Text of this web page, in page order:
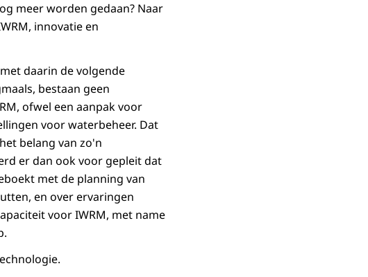
meer worden gedaan? Naar
innovatie en
daarin de volgende
bestaan geen
ofwel een aanpak voor
voor waterbeheer. Dat
belang van zo'n
er dan ook voor gepleit dat
met de planning van
en over ervaringen
voor IWRM, met name